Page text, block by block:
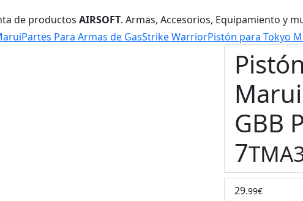
de productos AIRSOFT. Armas, Accesorios, Equipamiento y
Partes Para Armas de GasStrike WarriorPistón para Tokyo
GBB
7
29.99€